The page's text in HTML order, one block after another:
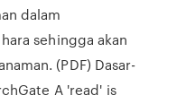
dalam
sehingga akan
(PDF) Dasar-
A 'read' is